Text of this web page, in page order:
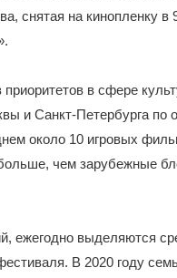
снятая на кинопленку в
в сфере
и Санкт-Петербурга по
около 10 игровых
чем зарубежные
ежегодно выделяются
В 2020 году